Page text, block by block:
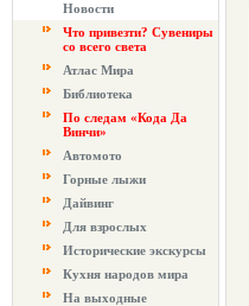
Новости
Что привезти? Сувениры
со всего света
Атлас Мира
Библиотека
По следам «Кода Да
Винчи»
Автомото
Горные лыжи
Дайвинг
Для взрослых
Исторические экскурсы
Кухня народов мира
На выходные